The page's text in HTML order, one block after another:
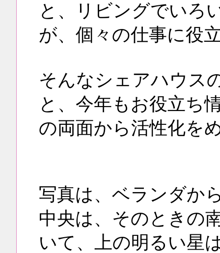
と、リビングでいろ
が、個々の仕事に役
そんなシェアハウス
と、今年もお役立ち
の両面から活性化を
写真は、ベランダか
中央は、そのときの
いて、上の明るい星